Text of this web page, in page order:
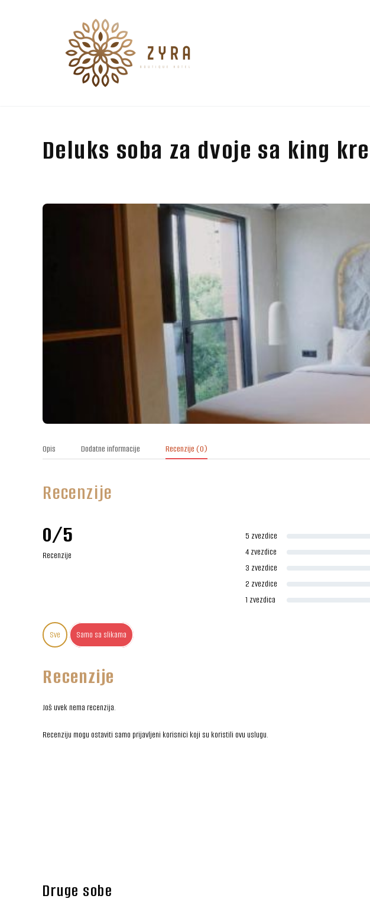
Deluks soba za dvoje sa king
Opis Dodatne informacije Recenzije (0)
Recenzije
0/5
Recenzije
5 zvezdice
4 zvezdice
3 zvezdice
2 zvezdice
1 zvezdica
Sve Samo sa slikama
Recenzije
Još uvek nema recenzija.
Recenziju mogu ostaviti samo prijavljeni korisnici koji su koristili ovu uslugu.
Druge sobe